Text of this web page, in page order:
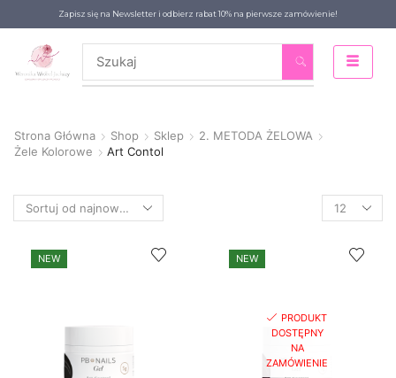
Zapisz się na Newsletter i odbierz rabat 10% na pierwsze zamówienie!
Strona Główna Shop Sklep
2. METODA ŻELOWA
Żele Kolorowe
Art Contol
NEW NEW
PRODUKT
DOSTĘPNY
NA
ZAMÓWIENIE